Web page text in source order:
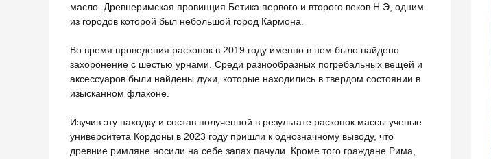
масло. Древнеримская провинция Бетика первого и второго веков Н.Э, одним
из городов которой был небольшой город Кармона.
Во время проведения раскопок в 2019 году именно в нем было найдено
захоронение с шестью урнами. Среди разнообразных погребальных вещей и
аксессуаров были найдены духи, которые находились в твердом состоянии в
изысканном флаконе.
Изучив эту находку и состав полученной в результате раскопок массы ученые
университета Кордоны в 2023 году пришли к однозначному выводу, что
древние римляне носили на себе запах пачули. Кроме того граждане Рима,